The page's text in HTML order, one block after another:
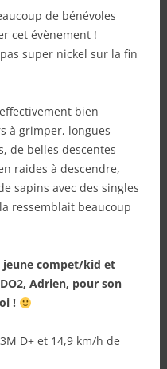
de bénévoles
cet évènement !
super nickel sur la fin
bien
à grimper, longues
de belles descentes
raides à descendre,
sapins avec des singles
ressemblait beaucoup
jeune compet/kid et
Adrien, pour son
!
D+ et 14,9 km/h de